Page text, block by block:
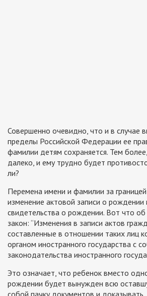
Совершенно очевидно, что и в случае
пределы Российской Федерации ее
фамилии детям сохраняется. Тем
далеко, и ему трудно будет
ли?
Перемена имени и фамилии за
изменение актовой записи о рождении
свидетельства о рождении. Вот что
закон: “Изменения в записи актов
составленные в отношении таких лиц
органом иностранного государства с
законодательства иностранного
Это означает, что ребенок вместо
рождении будет вынужден всю